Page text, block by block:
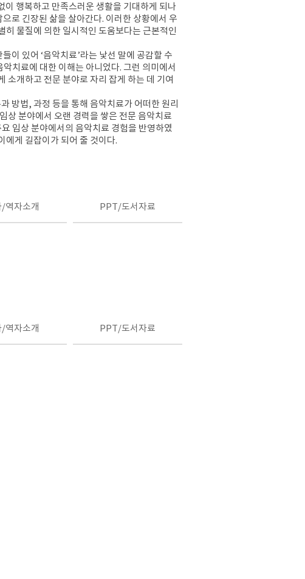
이 행복하고 만족스러운 생활을 기대하게 되나
로 긴장된 삶을 살아간다. 이러한 상황에서 우
물질에 의한 일시적인 도움보다는 근본적인
이 있어 ‘음악치료’라는 낯선 말에 공감할 수
치료에 대한 이해는 아니었다. 그런 의미에서
개하고 전문 분야로 자리 잡게 하는 데 기여
방법, 과정 등을 통해 음악치료가 어떠한 원리
상 분야에서 오랜 경력을 쌓은 전문 음악치료
임상 분야에서의 음악치료 경험을 반영하였
에게 길잡이가 되어 줄 것이다.
역자소개 PPT/도서자료
역자소개 PPT/도서자료